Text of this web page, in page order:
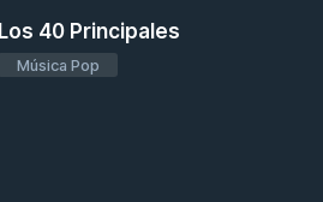
Los 40 Principales
Música Pop